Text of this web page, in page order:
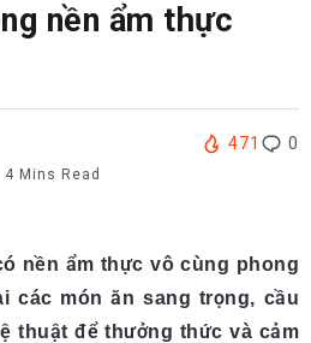
nền ẩm thực
4 Mins Read
471 0
nền ẩm thực vô cùng phong
các món ăn sang trọng, cầu
thuật để thưởng thức và cảm